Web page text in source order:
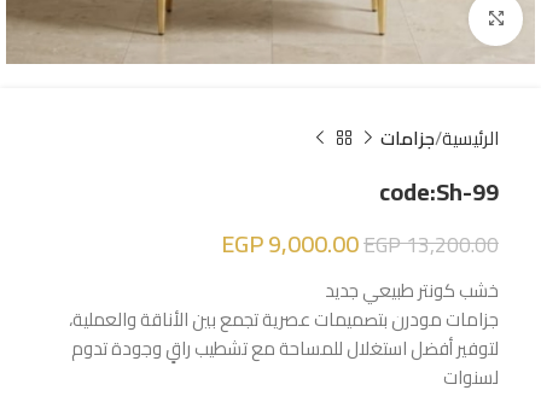
Click to enlarge
الرئيسية جزامات
code:Sh-99
EGP13,200.00
EGP9,000.00
خشب كونتر طبيعي جديد
جزامات مودرن بتصميمات عصرية تجمع بين الأناقة والعملية،
لتوفير أفضل استغلال للمساحة مع تشطيب راقٍ وجودة تدوم
لسنوات